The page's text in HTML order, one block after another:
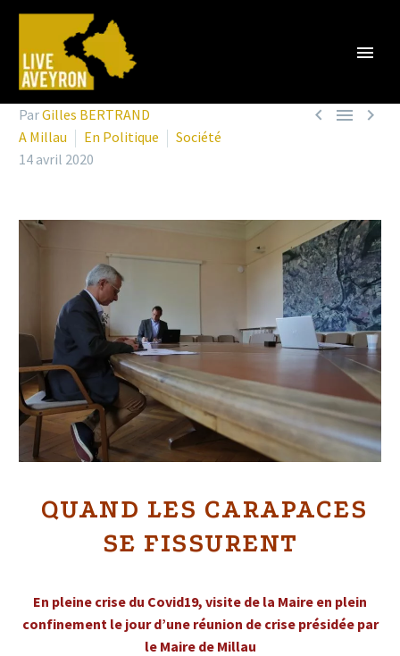
  
ParGilles BERTRAND
A Millau
En Politique
Société
14 avril 2020
QUAND LES CARAPACES
SE FISSURENT
En pleine crise du Covid19, visite de la Maire en plein
confinement le jour d’une réunion de crise présidée par
le Maire de Millau